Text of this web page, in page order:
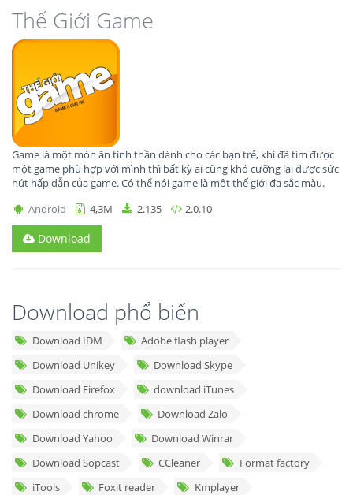
Thế Giới Game
Game là một món ăn tinh thần dành cho các bạn trẻ, khi đã tìm được
một game phù hợp với mình thì bất kỳ ai cũng khó cưỡng lại được sức
hút hấp dẫn của game. Có thể nói game là một thế giới đa sắc màu.
Android
4,3M 2.135 2.0.10
Download
Download phổ biến
Download IDM
Adobe flash player
Download Unikey
Download Skype
Download Firefox
download iTunes
Download chrome
Download Zalo
Download Yahoo
Download Winrar
Download Sopcast
CCleaner
Format factory
iTools
Foxit reader
Kmplayer